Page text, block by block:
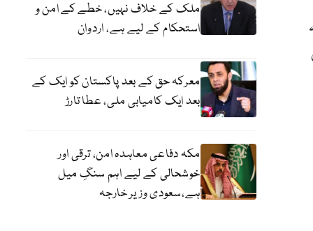
ملک کے خلاف نہیں، خطے کے امن و
استحکام کے لیے ہے، اردوان
معرکہ حق کے بعد پاکستان کو ایک کے
بعد ایک کامیابی ملی، عطا تارڑ
مکہ دفاعی معاہدہ امن، ترقی اور
خوشحالی کے لیے اہم سنگِ میل
ہے،سعودی وزیر خارجہ